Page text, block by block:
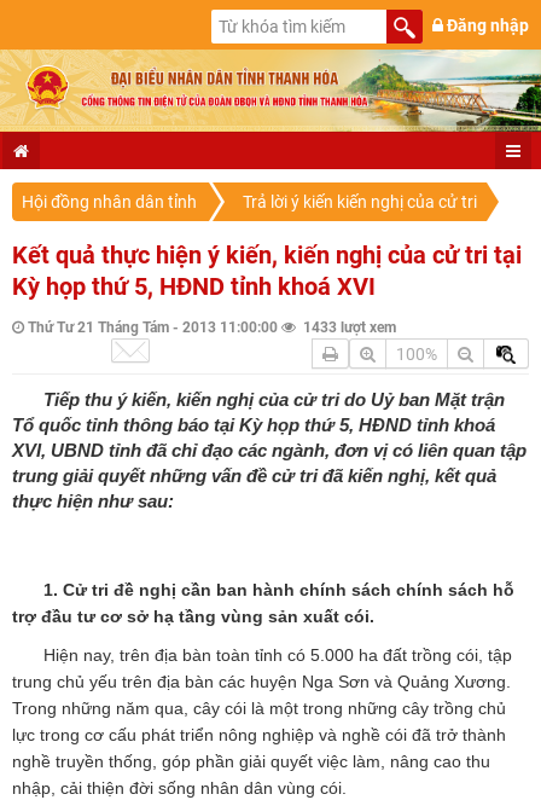
Đăng nhập
Hội đồng nhân dân tỉnh Trả lời ý kiến kiến nghị của cử tri
Kết quả thực hiện ý kiến, kiến nghị của cử tri tại
Kỳ họp thứ 5, HĐND tỉnh khoá XVI
Thứ Tư 21 Tháng Tám - 2013 11:00:00 1433 lượt xem
100%
Tiếp thu ý kiến, kiến nghị của cử tri do Uỷ ban Mặt trận
Tổ quốc tỉnh thông báo tại Kỳ họp thứ 5, HĐND tỉnh khoá
XVI, UBND tỉnh đã chỉ đạo các ngành, đơn vị có liên quan tập
trung giải quyết những vấn đề cử tri đã kiến nghị, kết quả
thực hiện như sau:
1. Cử tri đề nghị cần ban hành chính sách chính sách hỗ
trợ đầu tư cơ sở hạ tầng vùng sản xuất cói.
Hiện nay, trên địa bàn toàn tỉnh có 5.000 ha đất trồng cói, tập
trung chủ yếu trên địa bàn các huyện Nga Sơn và Quảng Xương.
Trong những năm qua, cây cói là một trong những cây trồng chủ
lực trong cơ cấu phát triển nông nghiệp và nghề cói đã trở thành
nghề truyền thống, góp phần giải quyết việc làm, nâng cao thu
nhập, cải thiện đời sống nhân dân vùng cói.